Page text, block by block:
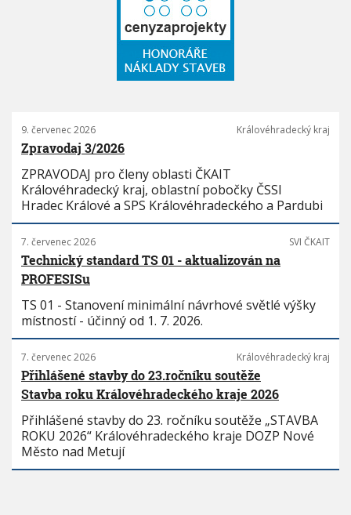
9. červenec 2026 Královéhradecký kraj
Zpravodaj 3/2026
ZPRAVODAJ pro členy oblasti ČKAIT
Královéhradecký kraj, oblastní pobočky ČSSI
Hradec Králové a SPS Královéhradeckého a Pardubi
7. červenec 2026 SVI ČKAIT
Technický standard TS 01 - aktualizován na
PROFESISu
TS 01 - Stanovení minimální návrhové světlé výšky
místností - účinný od 1. 7. 2026.
7. červenec 2026 Královéhradecký kraj
Přihlášené stavby do 23.ročníku soutěže
Stavba roku Královéhradeckého kraje 2026
Přihlášené stavby do 23. ročníku soutěže „STAVBA
ROKU 2026“ Královéhradeckého kraje DOZP Nové
Město nad Metují